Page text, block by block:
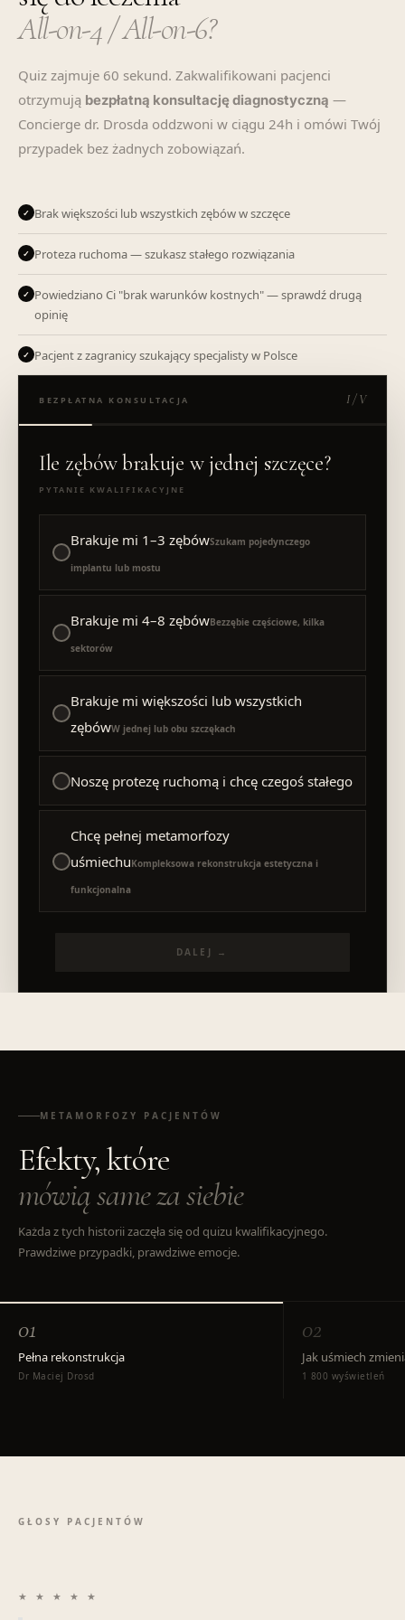
All-on-4 / All-on-6?
Quiz zajmuje 60 sekund. Zakwalifikowani pacjenci
otrzymują bezpłatną konsultację diagnostyczną —
Concierge dr. Drosda oddzwoni w ciągu 24h i omówi Twój
przypadek bez żadnych zobowiązań.
✓ Brak większości lub wszystkich zębów w szczęce
✓ Proteza ruchoma — szukasz stałego rozwiązania
✓ Powiedziano Ci "brak warunków kostnych" — sprawdź drugą
opinię
✓ Pacjent z zagranicy szukający specjalisty w Polsce
BEZPŁATNA KONSULTACJA I / V
Ile zębów brakuje w jednej szczęce?
PYTANIE KWALIFIKACYJNE
Brakuje mi 1–3 zębówSzukam pojedynczego
implantu lub mostu
Brakuje mi 4–8 zębówBezzębie częściowe, kilka
sektorów
Brakuje mi większości lub wszystkich
zębówW jednej lub obu szczękach
Noszę protezę ruchomą i chcę czegoś stałego
Chcę pełnej metamorfozy
uśmiechuKompleksowa rekonstrukcja estetyczna i
funkcjonalna
DALEJ →
METAMORFOZY PACJENTÓW
Efekty, które
mówią same za siebie
Każda z tych historii zaczęła się od quizu kwalifikacyjnego.
Prawdziwe przypadki, prawdziwe emocje.
01
Pełna rekonstrukcja
Dr Maciej Drosd
02
Jak uśmiech
1 800 wyświetleń
GŁOSY PACJENTÓW
★ ★ ★ ★ ★